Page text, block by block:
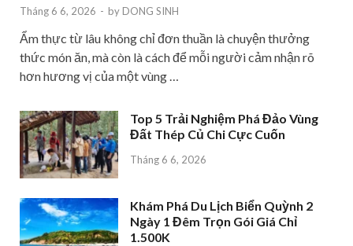
Tháng 6 6, 2026 - by DONG SINH
Ẩm thực từ lâu không chỉ đơn thuần là chuyện thưởng
thức món ăn, mà còn là cách để mỗi người cảm nhận rõ
hơn hương vị của một vùng …
Top 5 Trải Nghiệm Phá Đảo Vùng
Đất Thép Củ Chi Cực Cuốn
Tháng 6 6, 2026
Khám Phá Du Lịch Biển Quỳnh 2
Ngày 1 Đêm Trọn Gói Giá Chỉ
1.500K